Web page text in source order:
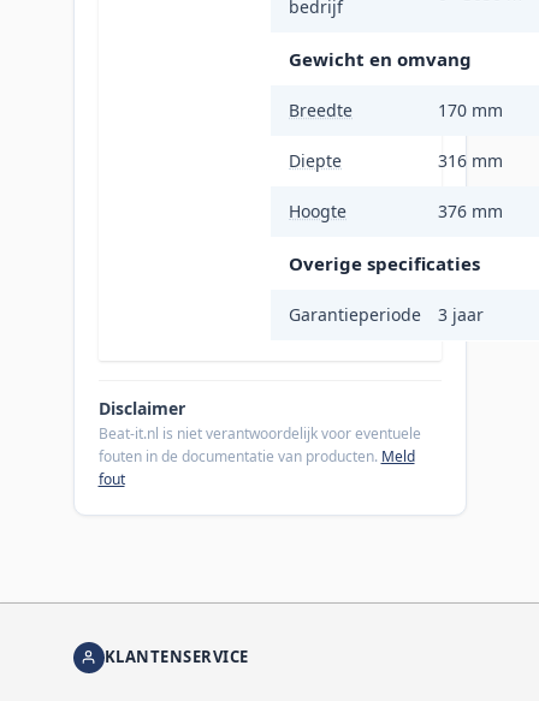
bedrijf
Gewicht en omvang
Breedte 170 mm
Diepte 316 mm
Hoogte 376 mm
Overige specificaties
Garantieperiode 3 jaar
Disclaimer
Beat-it.nl is niet verantwoordelijk voor eventuele
fouten in de documentatie van producten. Meld
fout
KLANTENSERVICE